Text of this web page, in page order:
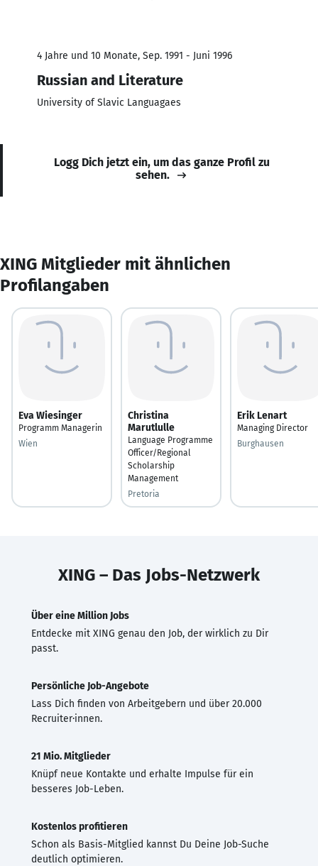
4 Jahre und 10 Monate, Sep. 1991 - Juni 1996
Russian and Literature
University of Slavic Languagaes
Logg Dich jetzt ein, um das ganze Profil zu
sehen.
XING Mitglieder mit ähnlichen
Profilangaben
Eva Wiesinger
Programm Managerin
Wien
Christina
Marutlulle
Language Programme
Officer/Regional
Scholarship
Management
Pretoria
Erik Lenart
Managing Director
Burghausen
XING – Das Jobs-Netzwerk
Über eine Million Jobs
Entdecke mit XING genau den Job, der wirklich zu Dir
passt.
Persönliche Job-Angebote
Lass Dich finden von Arbeitgebern und über 20.000
Recruiter·innen.
21 Mio. Mitglieder
Knüpf neue Kontakte und erhalte Impulse für ein
besseres Job-Leben.
Kostenlos profitieren
Schon als Basis-Mitglied kannst Du Deine Job-Suche
deutlich optimieren.